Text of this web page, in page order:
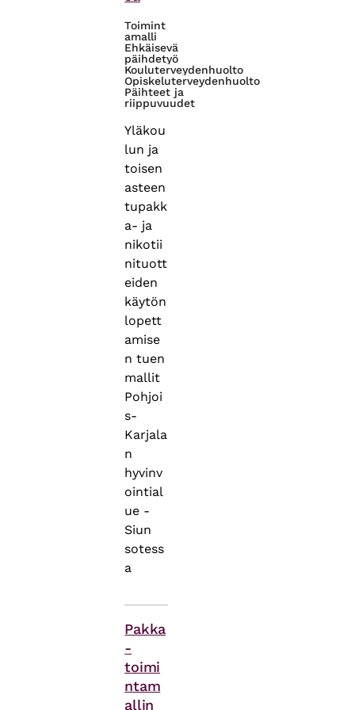
Toimint
amalli
Ehkäisevä
päihdetyö
Kouluterveydenhuolto
Opiskeluterveydenhuolto
Päihteet ja
riippuvuudet
Yläkou
lun ja
toisen
asteen
tupakk
a- ja
nikotii
nituott
eiden
käytön
lopett
amise
n tuen
mallit
Pohjoi
s-
Karjala
n
hyvinv
ointial
ue -
Siun
sotess
a
Pakka
-
toimi
ntam
allin